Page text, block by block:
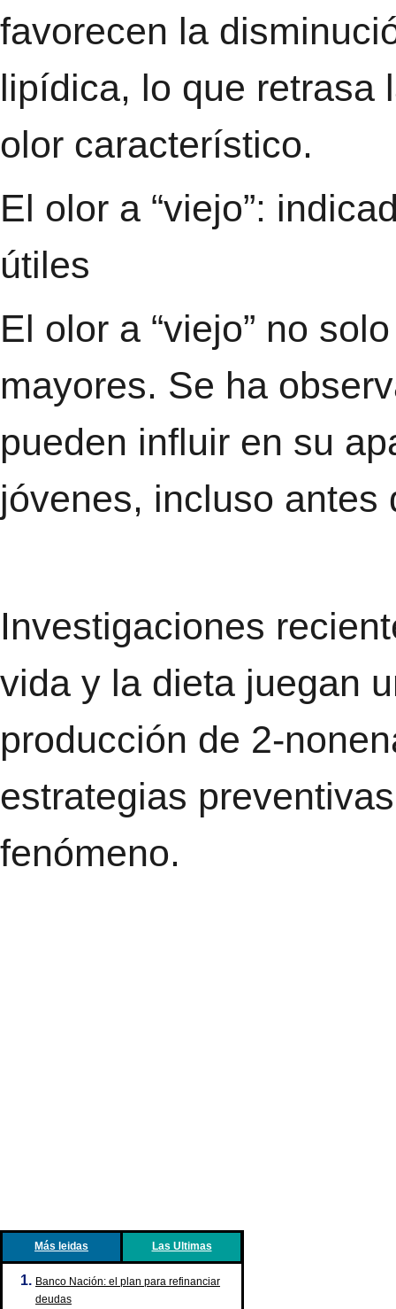
favorecen la
lipídica, lo que retrasa
olor característico.
El olor a “viejo”:
útiles
El olor a “viejo” no
mayores. Se ha
pueden influir en su
jóvenes, incluso antes
Investigaciones
vida y la dieta juegan
producción de 2-
estrategias
fenómeno.
Más leidas Las Ultimas
Banco Nación: el plan para refinanciar
deudas